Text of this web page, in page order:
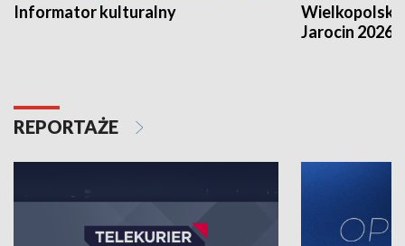
Informator kulturalny
Jarocin 2026
REPORTAŻE